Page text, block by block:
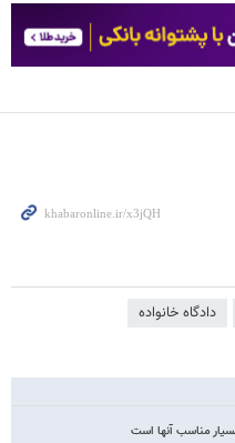
دادگاه خانواده
مناسب آنها است